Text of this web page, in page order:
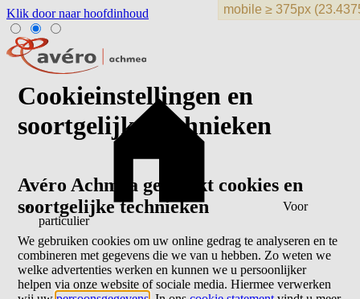
Klik door naar hoofdinhoud
Voor
particulier
Cookieinstellingen en
soortgelijke technieken
Avéro Achmea gebruikt cookies en
soortgelijke technieken
We gebruiken cookies om uw online gedrag te analyseren en te
combineren met gegevens die we van u hebben. Zo weten we
welke advertenties werken en kunnen we u persoonlijker
helpen via onze website of sociale media. Hiermee verwerken